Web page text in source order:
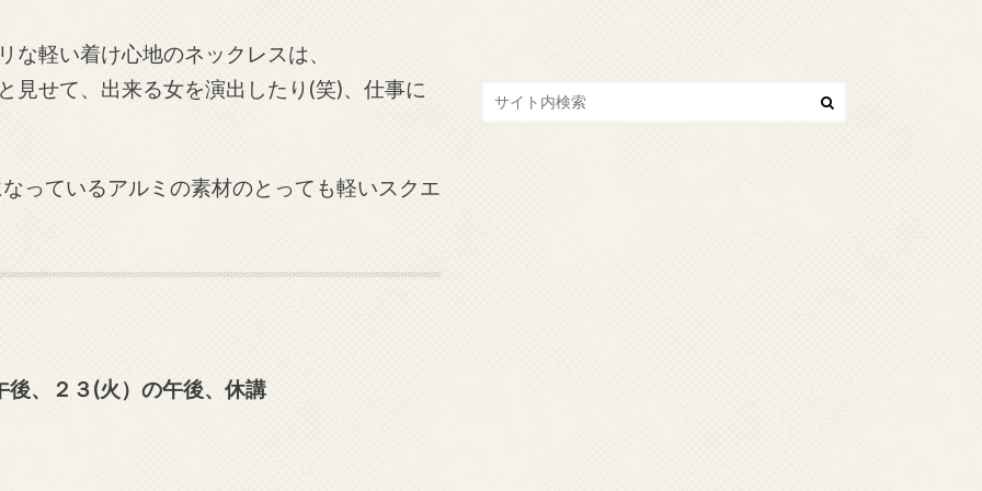
軽い着け心地のネックレスは、
見せて、出来る女を演出したり(笑)、仕事に
っているアルミの素材のとっても軽いスクエ
、２３(火）の午後、休講